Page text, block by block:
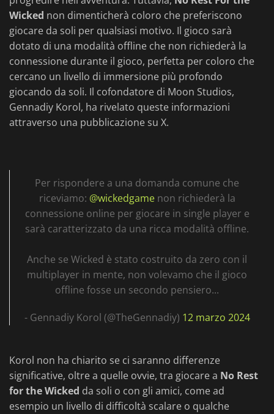
Wicked non dimenticherà coloro che preferiscono
giocare da soli per qualsiasi motivo. Il gioco sarà
dotato di una modalità offline che non richiederà la
connessione durante il gioco, perfetta per coloro che
cercano un livello di immersione più profondo
giocando da soli. Il cofondatore di Moon Studios,
Gennadiy Korol, ha rivelato queste informazioni
attraverso una pubblicazione su X.
Per rispondere a una domanda comune che
riceviamo: @wickedgamenon richiederà la
connessione online per giocare in single player e
sarà caratterizzato da una ricca modalità offline.
Anche se Wicked è stato costruito da zero con il
multiplayer in mente, non volevamo che il gioco
offline fosse un secondo pensiero...
- Gennadiy Korol (@TheGennadiy) 12 marzo 2024
Korol non ha chiarito se ci saranno differenze
significative, oltre a quelle ovvie, tra giocare a No Rest
for the Wicked da soli o con gli amici, come ad
esempio un livello di difficoltà scalare o qualche